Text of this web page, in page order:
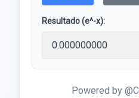
Resultado (e^-x):
Powered by